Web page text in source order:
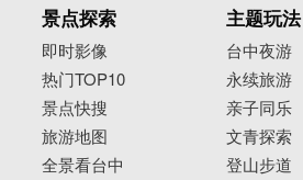
景点探索
即时影像
热门TOP10
景点快搜
旅游地图
全景看台中
主题玩法
台中夜游
永续旅游
亲子同乐
文青探索
登山步道